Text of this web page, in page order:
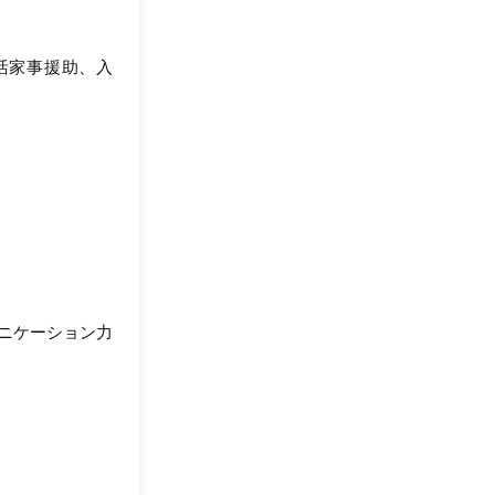
家事援助、入
ケーション力